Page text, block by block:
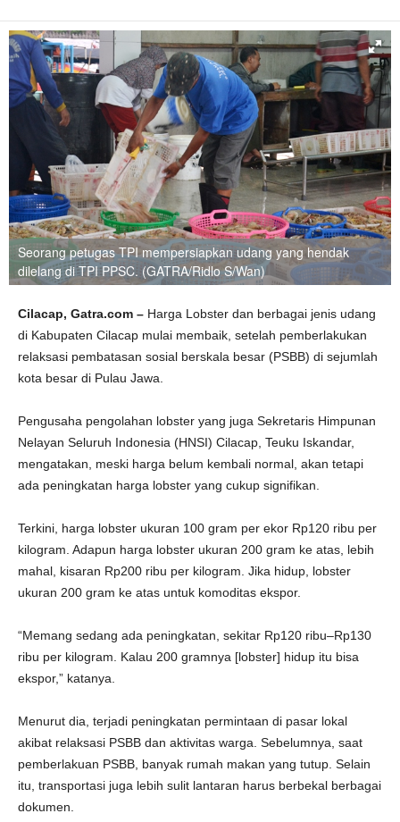
Seorang petugas TPI mempersiapkan udang yang hendak
dilelang di TPI PPSC. (GATRA/Ridlo S/Wan)
Cilacap, Gatra.com – Harga Lobster dan berbagai jenis udang
di Kabupaten Cilacap mulai membaik, setelah pemberlakukan
relaksasi pembatasan sosial berskala besar (PSBB) di sejumlah
kota besar di Pulau Jawa.
Pengusaha pengolahan lobster yang juga Sekretaris Himpunan
Nelayan Seluruh Indonesia (HNSI) Cilacap, Teuku Iskandar,
mengatakan, meski harga belum kembali normal, akan tetapi
ada peningkatan harga lobster yang cukup signifikan.
Terkini, harga lobster ukuran 100 gram per ekor Rp120 ribu per
kilogram. Adapun harga lobster ukuran 200 gram ke atas, lebih
mahal, kisaran Rp200 ribu per kilogram. Jika hidup, lobster
ukuran 200 gram ke atas untuk komoditas ekspor.
“Memang sedang ada peningkatan, sekitar Rp120 ribu–Rp130
ribu per kilogram. Kalau 200 gramnya [lobster] hidup itu bisa
ekspor,” katanya.
Menurut dia, terjadi peningkatan permintaan di pasar lokal
akibat relaksasi PSBB dan aktivitas warga. Sebelumnya, saat
pemberlakuan PSBB, banyak rumah makan yang tutup. Selain
itu, transportasi juga lebih sulit lantaran harus berbekal berbagai
dokumen.